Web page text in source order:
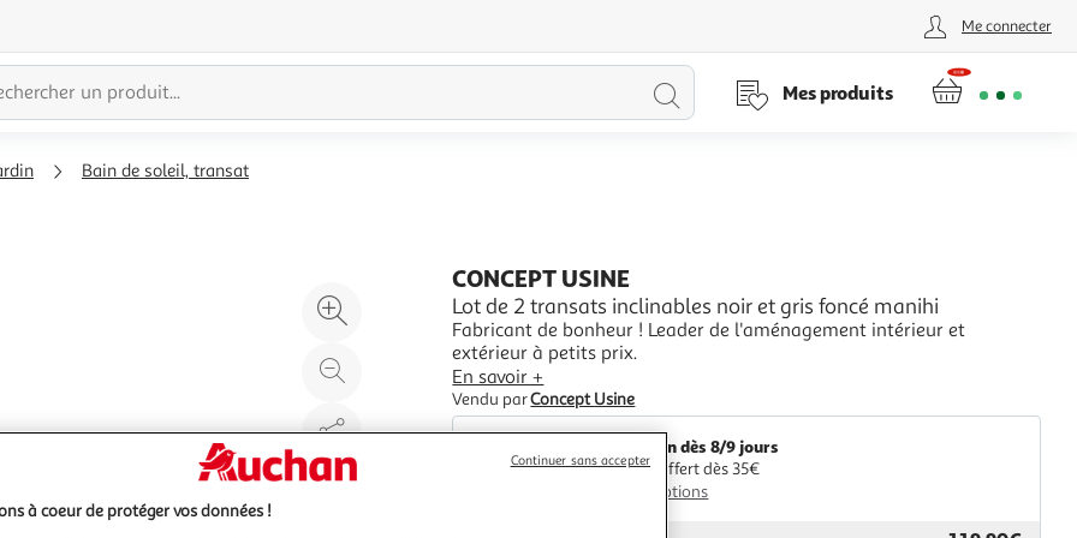
Me connecter
Lancer
Mes produits
Bain de soleil, transat
Agrandir
l'illustration
l'illustration
à
100
%
Partager
le
produit
CONCEPT USINE
Lot de 2 transats inclinables noir et gris foncé manihi
Fabricant de bonheur ! Leader de l'aménagement intérieur et
extérieur à petits prix.
En savoir +
Vendu parConcept Usine
Livraison dès 8/9 jours
Retrait offert dès 35€
Plus d'options
à coeur de protéger vos données !
Continuer sans accepter